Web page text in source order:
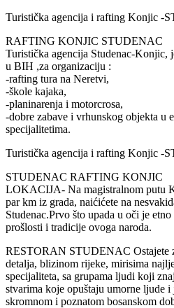
Turistička agencija i rafting Konjic -
RAFTING KONJIC STUDENAC
Turistička agencija Studenac-Konjic,
u BIH ,za organizaciju :
-rafting tura na Neretvi,
-škole kajaka,
-planinarenja i motorcrosa,
-dobre zabave i vrhunskog objekta u
specijalitetima.
Turistička agencija i rafting Konjic -
STUDENAC RAFTING KONJIC
LOKACIJA- Na magistralnom putu
par km iz grada, naićićete na
Studenac.Prvo što upada u oči je
prošlosti i tradicije ovoga naroda.
RESTORAN STUDENAC Ostajete
detalja, blizinom rijeke, mirisima
specijaliteta, sa grupama ljudi koji
stvarima koje opuštaju umorne ljude
skromnom i poznatom bosanskom